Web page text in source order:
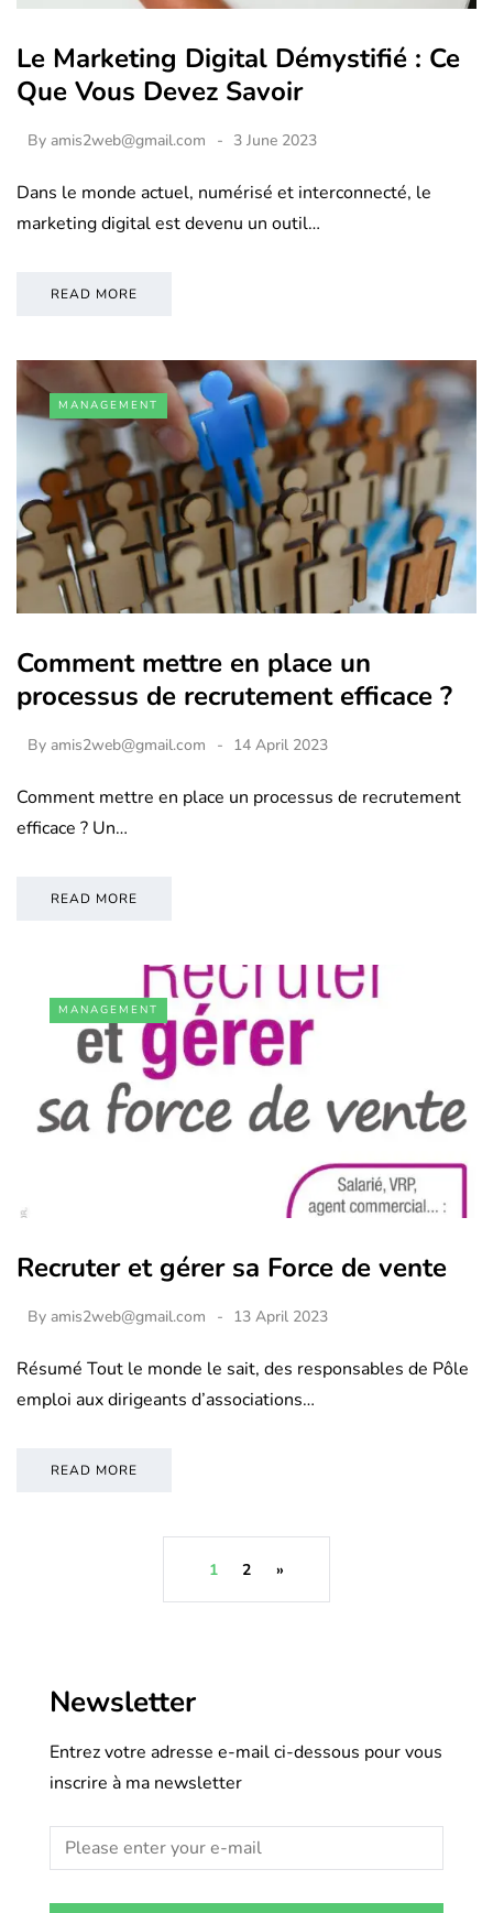
Le Marketing Digital Démystifié : Ce
Que Vous Devez Savoir
By amis2web@gmail.com 3 June 2023
Dans le monde actuel, numérisé et interconnecté, le
marketing digital est devenu un outil…
READ MORE
MANAGEMENT
Comment mettre en place un
processus de recrutement efficace ?
By amis2web@gmail.com 14 April 2023
Comment mettre en place un processus de recrutement
efficace ? Un…
READ MORE
MANAGEMENT
Recruter et gérer sa Force de vente
By amis2web@gmail.com 13 April 2023
Résumé Tout le monde le sait, des responsables de Pôle
emploi aux dirigeants d’associations…
READ MORE
1 2 »
Newsletter
Entrez votre adresse e-mail ci-dessous pour vous
inscrire à ma newsletter